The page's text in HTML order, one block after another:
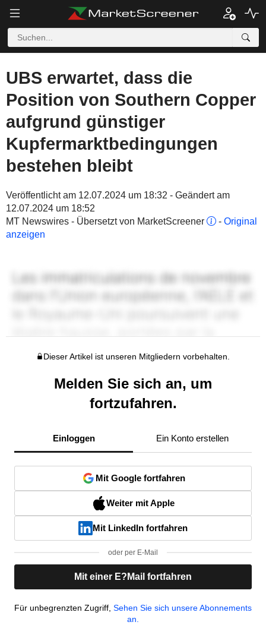
UBS erwartet, dass die
Position von Southern Copper
aufgrund günstiger
Kupfermarktbedingungen
bestehen bleibt
Veröffentlicht am 12.07.2024 um 18:32 - Geändert am
12.07.2024 um 18:52
MT Newswires - Übersetzt von MarketScreener
- Original
anzeigen
Dieser Artikel ist unseren Mitgliedern vorbehalten.
Melden Sie sich an, um
fortzufahren.
Einloggen Ein Konto erstellen
Mit Google fortfahren
Weiter mit Apple
Mit LinkedIn fortfahren
oder per E-Mail
Mit einer E?Mail fortfahren
Für unbegrenzten Zugriff, Sehen Sie sich unsere Abonnements
an.